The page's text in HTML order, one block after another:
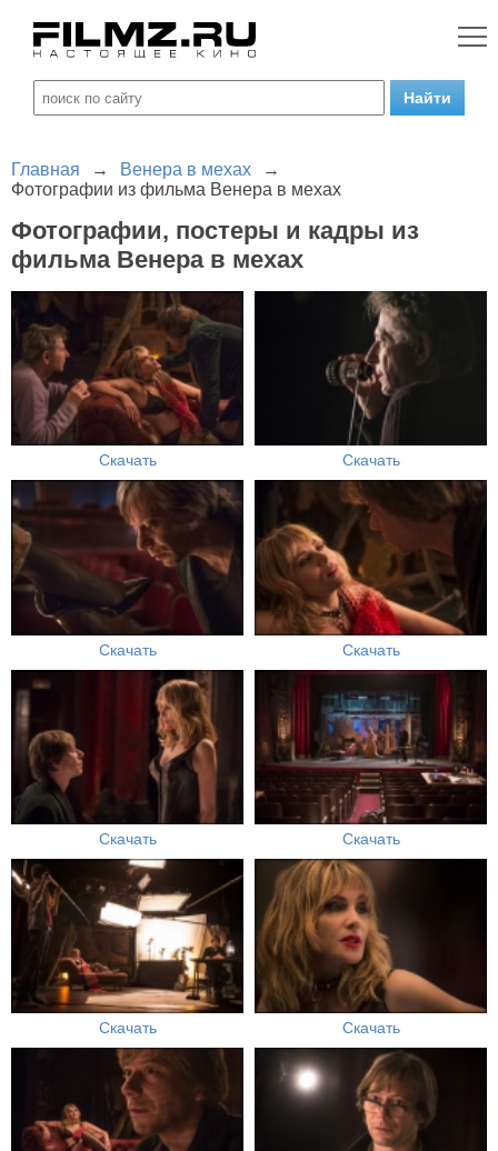
Главная → Венера в мехах
→
Фотографии из фильма Венера в мехах
Фотографии, постеры и кадры из
фильма Венера в мехах
Скачать Скачать
Скачать Скачать
Скачать Скачать
Скачать Скачать